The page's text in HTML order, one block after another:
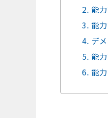
2. 能
3. 能
4. デ
5. 能
6. 能